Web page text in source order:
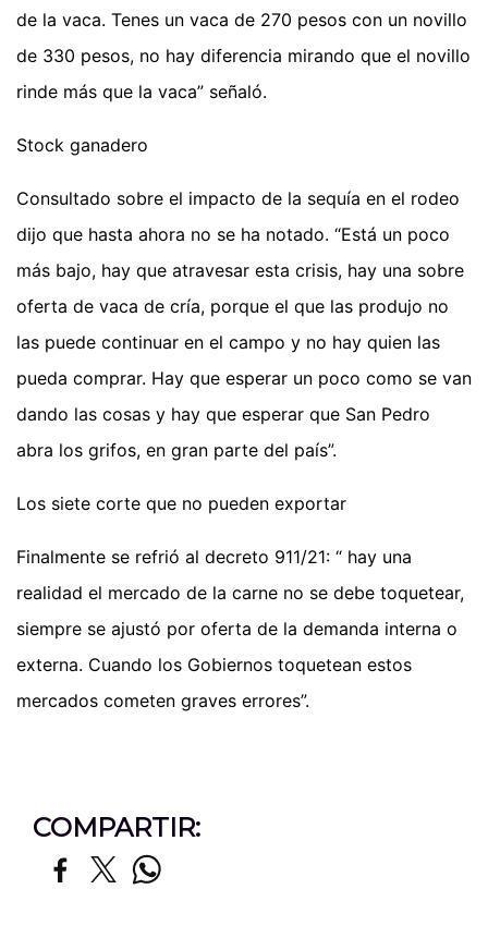
de la vaca. Tenes un vaca de 270 pesos con un novillo
de 330 pesos, no hay diferencia mirando que el novillo
rinde más que la vaca” señaló.
Stock ganadero
Consultado sobre el impacto de la sequía en el rodeo
dijo que hasta ahora no se ha notado. “Está un poco
más bajo, hay que atravesar esta crisis, hay una sobre
oferta de vaca de cría, porque el que las produjo no
las puede continuar en el campo y no hay quien las
pueda comprar. Hay que esperar un poco como se van
dando las cosas y hay que esperar que San Pedro
abra los grifos, en gran parte del país”.
Los siete corte que no pueden exportar
Finalmente se refrió al decreto 911/21: “ hay una
realidad el mercado de la carne no se debe toquetear,
siempre se ajustó por oferta de la demanda interna o
externa. Cuando los Gobiernos toquetean estos
mercados cometen graves errores”.
COMPARTIR: